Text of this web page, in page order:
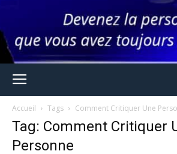
Accueil Tags Comment Critiquer Une
Tag: Comment Critiquer
Personne